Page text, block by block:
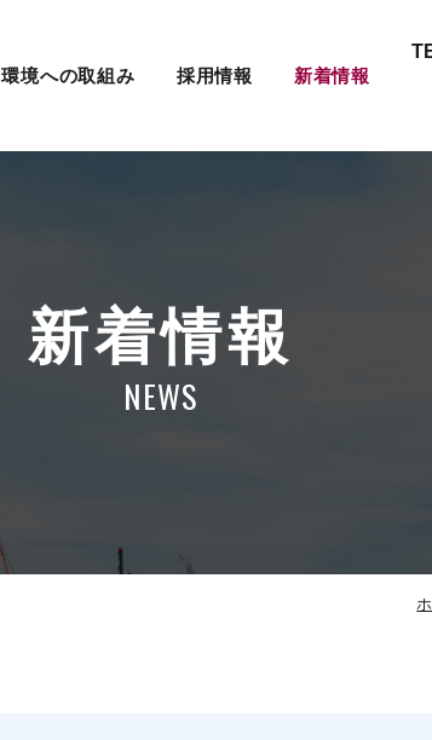
環境への取組み 採用情報 新着情報
新着情報
NEWS